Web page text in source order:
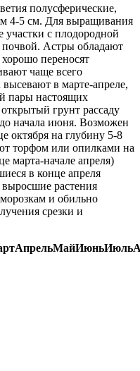
полусферические,
4-5 см. Для выращивания
с плодородной
почвой. Астры обладают
переносят
чаще всего
в марте-апреле,
пары настоящих
грунт рассаду
начала июня. Возможен
октября на глубину 5-8
торфом или опилками на
марта-начале апреля)
в конце апреля
растения
и обильно
срезки и
АпрельМайИюньИюль